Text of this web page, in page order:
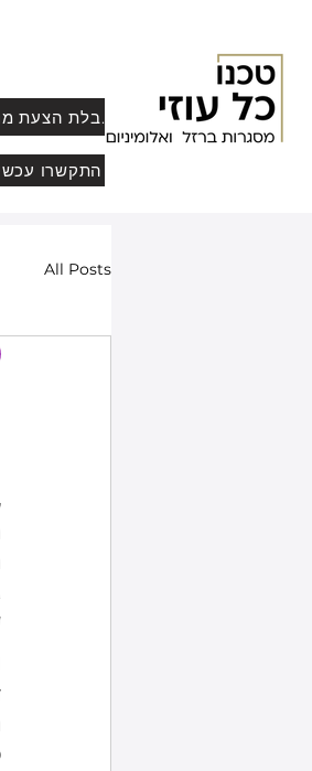
לקבלת הצעת מחיר
התקשרו
All Posts
שערים
מסגר